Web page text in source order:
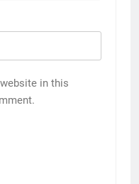
in this